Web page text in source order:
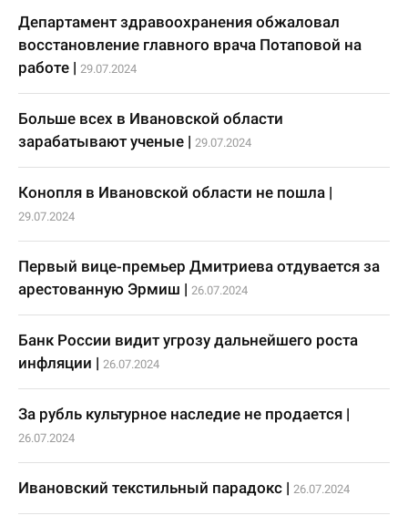
Департамент здравоохранения обжаловал
восстановление главного врача Потаповой на
работе | 29.07.2024
Больше всех в Ивановской области
зарабатывают ученые | 29.07.2024
Конопля в Ивановской области не пошла |
29.07.2024
Первый вице-премьер Дмитриева отдувается за
арестованную Эрмиш | 26.07.2024
Банк России видит угрозу дальнейшего роста
инфляции | 26.07.2024
За рубль культурное наследие не продается |
26.07.2024
Ивановский текстильный парадокс | 26.07.2024